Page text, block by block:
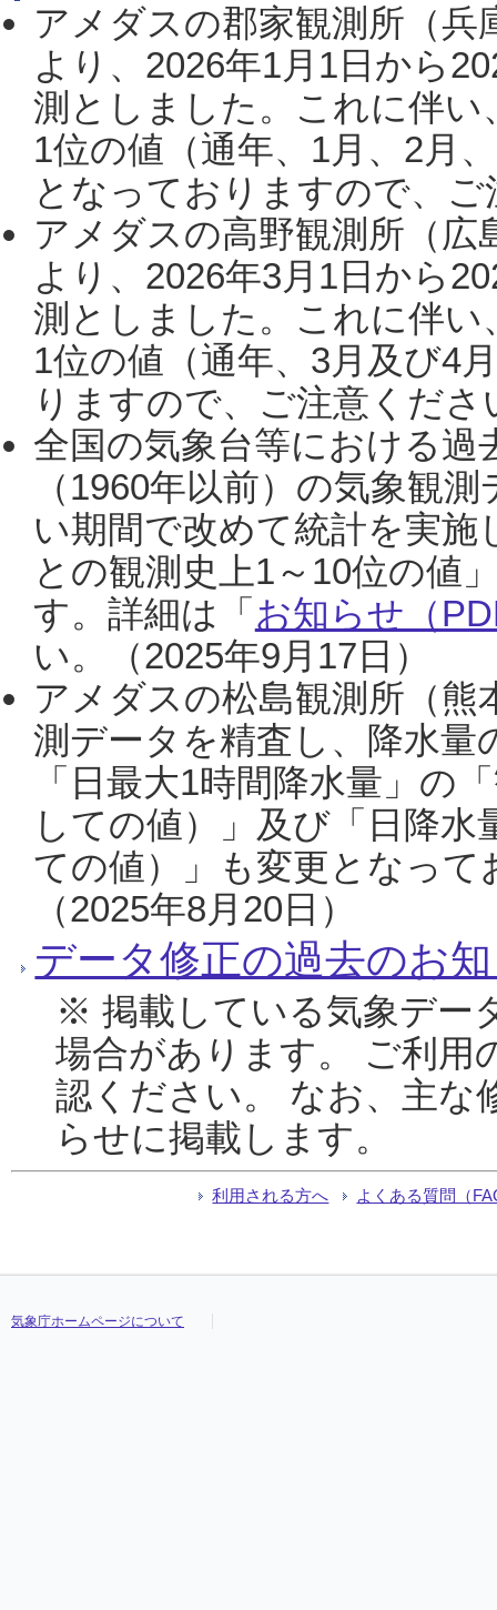
アメダスの郡家観測所（
より、2026年1月1日から
測としました。これに伴い
1位の値（通年、1月、2月
となっておりますので、
アメダスの高野観測所（
より、2026年3月1日から
測としました。これに伴い
1位の値（通年、3月及び4
りますので、ご注意くだ
全国の気象台等における過
（1960年以前）の気象観
い期間で改めて統計を実
との観測史上1～10位の値
す。詳細は「 お知らせ（
い。（2025年9月17日）
アメダスの松島観測所（熊
測データを精査し、降水
「日最大1時間降水量」の
しての値）」及び「日降
ての値）」も変更となっ
（2025年8月20日）
データ修正の過去のお
※ 掲載している気象デー
場合があります。 ご利用
認ください。 なお、主な
らせに掲載します。
利用される方へ よくある質問（
気象庁ホームページについて